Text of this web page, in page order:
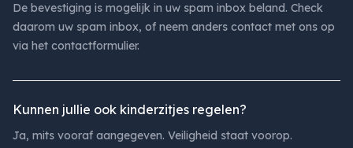
De bevestiging is mogelijk in uw spam inbox beland. Check
daarom uw spam inbox, of neem anders contact met ons op
via het contactformulier.
Kunnen jullie ook kinderzitjes regelen?
Ja, mits vooraf aangegeven. Veiligheid staat voorop.